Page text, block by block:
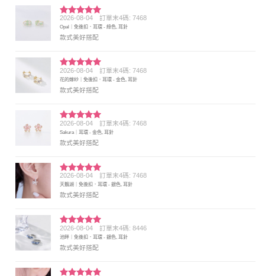
評分5 滿
分 5
2026-08-04 訂單末4碼: 7468
Opal｜免後扣．耳環 - 綠色, 耳針
款式美好搭配
評分5 滿
分 5
2026-08-04 訂單末4碼: 7468
花的嫁紗｜免後扣．耳環 - 金色, 耳針
款式美好搭配
評分5滿
分 5
2026-08-04 訂單末4碼: 7468
Sakura｜耳環 - 金色, 耳針
款式美好搭配
評分5 滿
分 5
2026-08-04 訂單末4碼: 7468
天鵝湖｜免後扣．耳環 - 銀色, 耳針
款式美好搭配
評分5 滿
分 5
2026-08-04 訂單末4碼: 8446
池畔｜免後扣．耳環 - 銀色, 耳針
款式美好搭配